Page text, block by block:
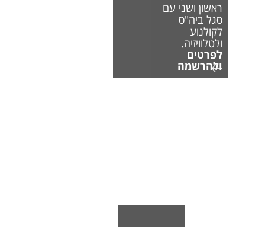
ראשון ושני עם
סגל ביה"ס
לקולנוע
ולטלוויזיה.
לפרטים
ולהרשמה